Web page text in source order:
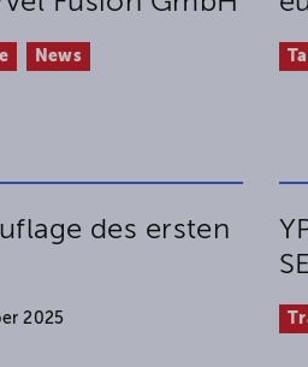
News
des ersten
2025